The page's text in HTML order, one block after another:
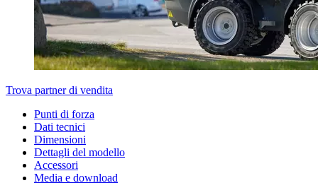
Trova partner di vendita
Punti di forza
Dati tecnici
Dimensioni
Dettagli del modello
Accessori
Media e download